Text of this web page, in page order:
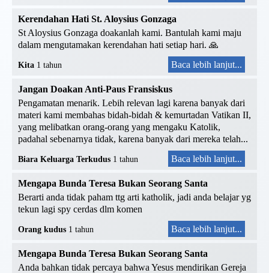
Kerendahan Hati St. Aloysius Gonzaga
St Aloysius Gonzaga doakanlah kami. Bantulah kami maju
dalam mengutamakan kerendahan hati setiap hari. 🙏
Kita 1 tahun Baca lebih lanjut...
Jangan Doakan Anti-Paus Fransiskus
Pengamatan menarik. Lebih relevan lagi karena banyak dari
materi kami membahas bidah-bidah & kemurtadan Vatikan II,
yang melibatkan orang-orang yang mengaku Katolik,
padahal sebenarnya tidak, karena banyak dari mereka telah...
Biara Keluarga Terkudus 1 tahun Baca lebih lanjut...
Mengapa Bunda Teresa Bukan Seorang Santa
Berarti anda tidak paham ttg arti katholik, jadi anda belajar yg
tekun lagi spy cerdas dlm komen
Orang kudus 1 tahun Baca lebih lanjut...
Mengapa Bunda Teresa Bukan Seorang Santa
Anda bahkan tidak percaya bahwa Yesus mendirikan Gereja